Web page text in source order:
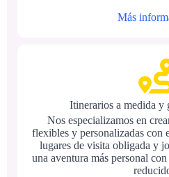
Más
Itinerarios a medida y
Nos especializamos en
flexibles y personalizadas con
lugares de visita obligada y
una aventura más personal